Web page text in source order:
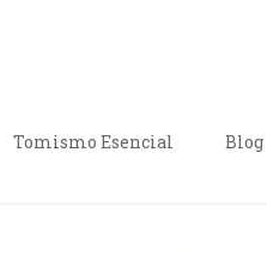
Tomismo Esencial Blog